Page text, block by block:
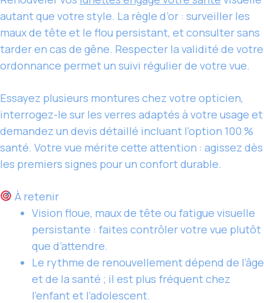
autant que votre style. La règle d’or : surveiller les
maux de tête et le flou persistant, et consulter sans
tarder en cas de gêne. Respecter la validité de votre
ordonnance permet un suivi régulier de votre vue.
Essayez plusieurs montures chez votre opticien,
interrogez-le sur les verres adaptés à votre usage et
demandez un devis détaillé incluant l’option 100 %
santé. Votre vue mérite cette attention : agissez dès
les premiers signes pour un confort durable.
À retenir
Vision floue, maux de tête ou fatigue visuelle
persistante : faites contrôler votre vue plutôt
que d’attendre.
Le rythme de renouvellement dépend de l’âge
et de la santé ; il est plus fréquent chez
l’enfant et l’adolescent.